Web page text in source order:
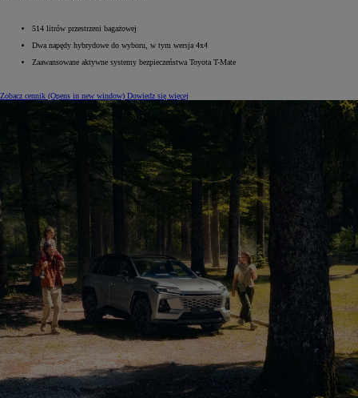
514 litrów przestrzeni bagażowej
Dwa napędy hybrydowe do wyboru, w tym wersja 4x4
Zaawansowane aktywne systemy bezpieczeństwa Toyota T-Mate
Zobacz cennik (Opens in new window) Dowiedz się więcej